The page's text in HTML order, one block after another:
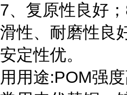
7、复原性良好
滑性、耐磨性良
安定性优。
用用途:POM强